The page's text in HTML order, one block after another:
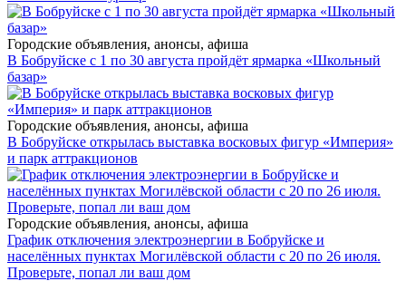
Городские объявления, анонсы, афиша
В Бобруйске с 1 по 30 августа пройдёт ярмарка «Школьный
базар»
Городские объявления, анонсы, афиша
В Бобруйске открылась выставка восковых фигур «Империя»
и парк аттракционов
Городские объявления, анонсы, афиша
График отключения электроэнергии в Бобруйске и
населённых пунктах Могилёвской области с 20 по 26 июля.
Проверьте, попал ли ваш дом